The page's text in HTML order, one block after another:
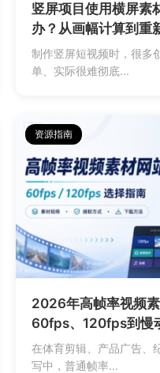
竖屏项目使用横屏素
办？从画幅计算到重
制作竖屏短视频时，很多
单、实际很难彻底...
资源指南
2026年高帧率视频
60fps、120fps到慢
在体育剪辑、产品广告、
写中，普通帧率...